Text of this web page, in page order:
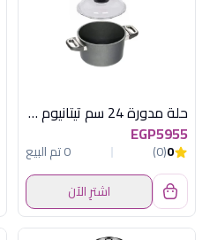
حلة مدورة 24 سم تيتانيوم ايه ام تى
EGP5955
0
(0)
0 تم البيع
اشترِ الآن